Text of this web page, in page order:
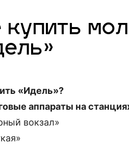
купить
«Идель»?
аппараты на
вокзал»